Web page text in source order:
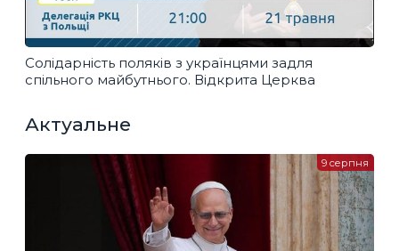
Солідарність поляків з українцями задля
спільного майбутнього. Відкрита Церква
Актуальне
9 серпня